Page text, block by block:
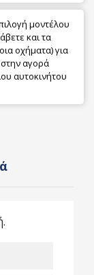
μοντέλου
και τα
οχήματα) για
αγορά
αυτοκινήτου